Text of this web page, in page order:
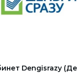
Dengisrazy